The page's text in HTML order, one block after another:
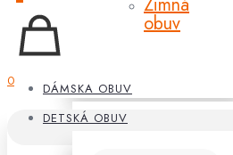
obuv
DÁMSKA OBUV
0
DETSKÁ OBUV